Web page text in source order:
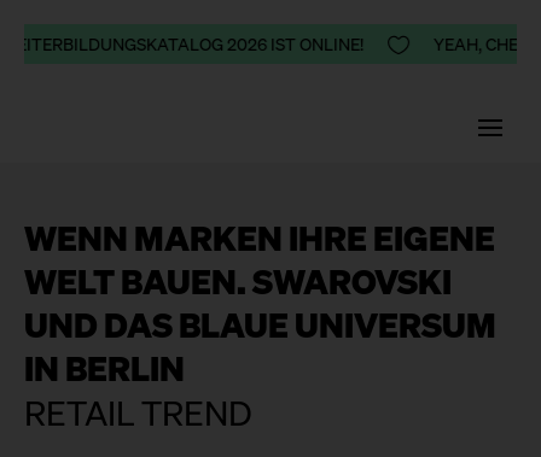
2026 IST ONLINE!  YEAH,
WENN MARKEN IHRE EIGENE
WELT BAUEN. SWAROVSKI
UND DAS BLAUE UNIVERSUM
IN BERLIN
RETAIL TREND